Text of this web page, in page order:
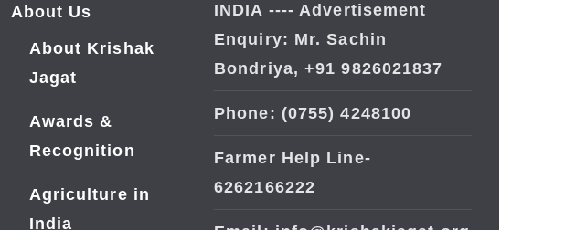
About Us
About Krishak
Jagat
Awards &
Recognition
Agriculture in
India
INDIA ---- Advertisement
Enquiry: Mr. Sachin
Bondriya, +91 9826021837
Phone: (0755) 4248100
Farmer Help Line-
6262166222